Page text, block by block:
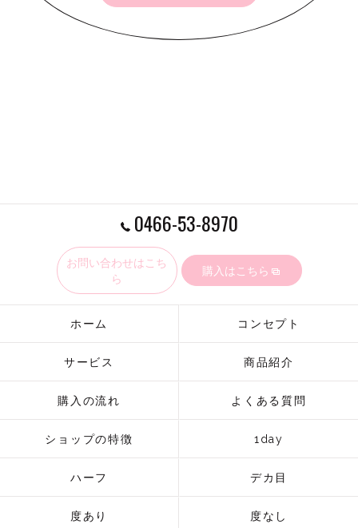
0466-53-8970
お問い合わせはこち
ら
購入はこちら
ホーム コンセプト
サービス 商品紹介
購入の流れ よくある質問
ショップの特徴 1day
ハーフ デカ目
度あり 度なし